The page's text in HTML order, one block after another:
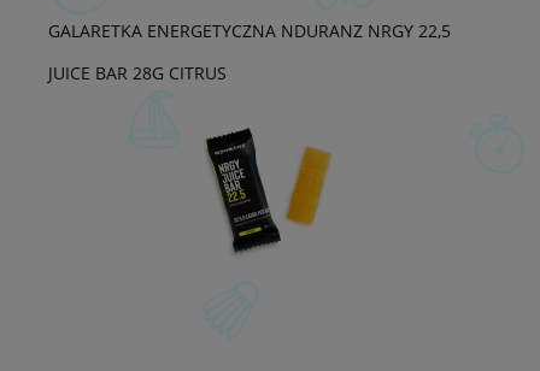
GALARETKA ENERGETYCZNA NDURANZ NRGY 22,5
JUICE BAR 28G CITRUS